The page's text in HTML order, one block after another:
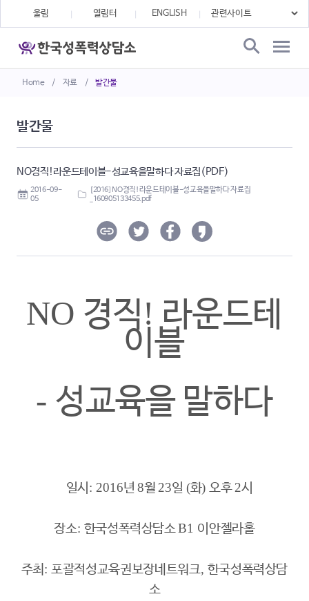
Home / 자료 / 발간물
울림 열림터 ENGLISH
발간물
NO경직!라운드테이블-성교육을말하다 자료집(PDF)
2016-09-
05
[2016] NO경직!라운드테이블-성교육을말하다 자료집
_160905133455.pdf
NO 경직! 라운드테
이블
- 성교육을 말하다
일시 : 2016년8월23일 (화) 오후2시
장소: 한국성폭력상담소B1 이안젤라홀
주최 : 포괄적성교육권보장네트워크, 한국성폭력상담
소